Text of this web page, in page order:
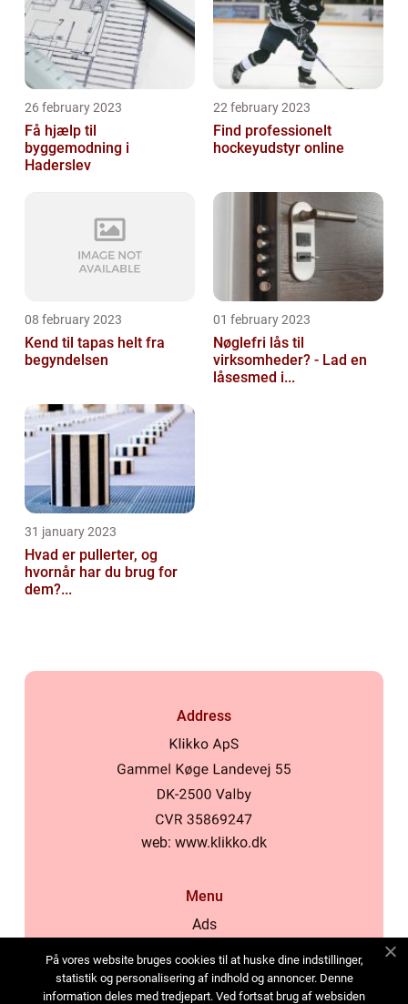
26 february 2023
Få hjælp til
byggemodning i
Haderslev
22 february 2023
Find professionelt
hockeyudstyr online
08 february 2023
Kend til tapas helt fra
begyndelsen
01 february 2023
Nøglefri lås til
virksomheder? - Lad en
låsesmed i...
31 january 2023
Hvad er pullerter, og
hvornår har du brug for
dem?...
Address
web: www.klikko.dk
Menu
Ads
Cookies
Contact
På vores website bruges cookies til at huske dine indstillinger,
statistik og personalisering af indhold og annoncer. Denne
information deles med tredjepart. Ved fortsat brug af websiden